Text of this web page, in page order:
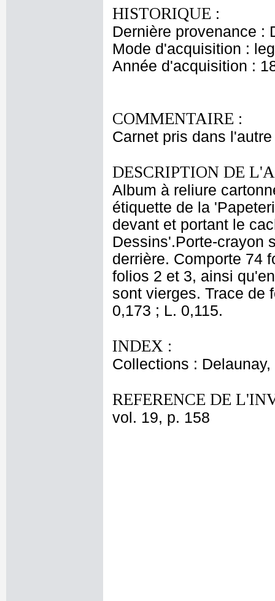
HISTORIQUE :
Dernière provenance :
Mode d'acquisition :
Année d'acquisition :
COMMENTAIRE :
Carnet pris dans
DESCRIPTION DE
Album à reliure
étiquette de la
devant et portant le
Dessins'.Porte-crayon
derrière. Comporte 74
folios 2 et 3, ainsi
sont vierges. Trace de
0,173 ; L. 0,115.
INDEX :
Collections : Delaunay,
REFERENCE DE
vol. 19, p. 158